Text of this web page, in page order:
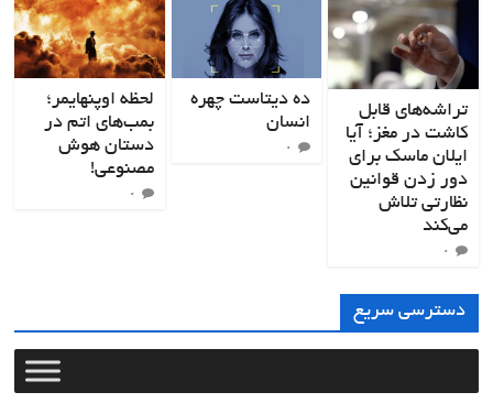
تراشه‌های قابل
کاشت در مغز؛ آیا
ایلان ماسک برای
دور زدن قوانین
نظارتی تلاش
می‌کند
۰
ده دیتاست چهره
انسان
۰
لحظه اوپنهایمر؛
بمب‌های اتم در
دستان هوش
مصنوعی!
۰
دسترسی سریع